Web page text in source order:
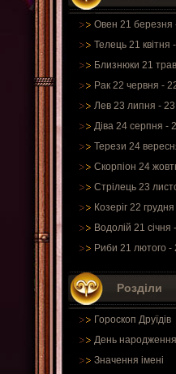
Овен 21 березня
Телець 21 квітня
Близнюки 21
Рак 22 червня -
Лев 23 липня -
Діва 24 серпня -
Терези 24
Скорпіон 24
Стрілець 23
Козеріг 22
Водолій 21 січня
Риби 21 лютого -
Розділи
Гороскоп Друїдів
День народження
Значення імені